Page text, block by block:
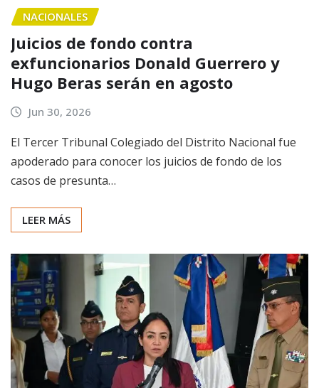
NACIONALES
Juicios de fondo contra
exfuncionarios Donald Guerrero y
Hugo Beras serán en agosto
Jun 30, 2026
El Tercer Tribunal Colegiado del Distrito Nacional fue
apoderado para conocer los juicios de fondo de los
casos de presunta…
LEER MÁS